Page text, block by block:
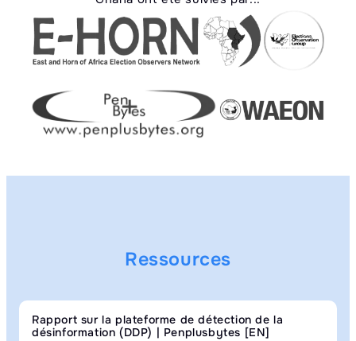
Ressources
Rapport sur la plateforme de détection de la
désinformation (DDP) | Penplusbytes [EN]